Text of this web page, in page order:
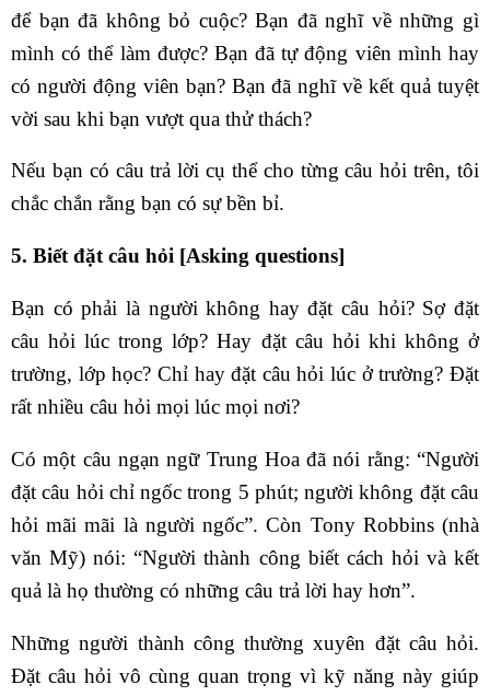
để bạn đã không bỏ cuộc? Bạn đã nghĩ về những gì
mình có thể làm được? Bạn đã tự động viên mình hay
có người động viên bạn? Bạn đã nghĩ về kết quả tuyệt
vời sau khi bạn vượt qua thử thách?
Nếu bạn có câu trả lời cụ thể cho từng câu hỏi trên, tôi
chắc chắn rằng bạn có sự bền bỉ.
5. Biết đặt câu hỏi [Asking questions]
Bạn có phải là người không hay đặt câu hỏi? Sợ đặt
câu hỏi lúc trong lớp? Hay đặt câu hỏi khi không ở
trường, lớp học? Chỉ hay đặt câu hỏi lúc ở trường? Đặt
rất nhiều câu hỏi mọi lúc mọi nơi?
Có một câu ngạn ngữ Trung Hoa đã nói rằng: “Người
đặt câu hỏi chỉ ngốc trong 5 phút; người không đặt câu
hỏi mãi mãi là người ngốc”. Còn Tony Robbins (nhà
văn Mỹ) nói: “Người thành công biết cách hỏi và kết
quả là họ thường có những câu trả lời hay hơn”.
Những người thành công thường xuyên đặt câu hỏi.
Đặt câu hỏi vô cùng quan trọng vì kỹ năng này giúp